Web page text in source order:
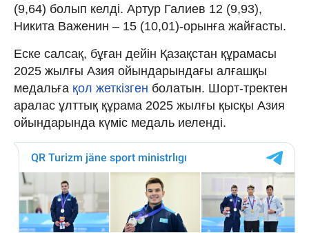
(9,64) болып келді. Артур Галиев 12 (9,93),
Никита Важенин – 15 (10,01)-орынға жайғасты.
Еске салсақ, бұған дейін Қазақстан құрамасы
2025 жылғы Азия ойындарындағы алғашқы
медальға қол жеткізген болатын. Шорт-тректен
аралас ұлттық құрама 2025 жылғы қысқы Азия
ойындарында күміс медаль иеленді.